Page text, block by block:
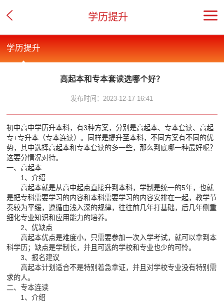
学历提升
学历提升
高起本和专本套读选哪个好？
发布时间：2023-12-17 16:41
初中高中学历升本科，有3种方案，分别是高起本、专本套读、高起
专+专升本（专本连读）。同样是提升至本科，不同方案有不同的优
势，其中选择高起本和专本套读的多一些，那么到底哪一种最好呢？
这要分情况对待。
一、高起本
1、介绍
高起本就是从高中起点直接升到本科，学制是统一的5年，也就
是把专科需要学习的内容和本科需要学习的内容安排在一起，教学节
奏较为平缓，遵循由浅入深的规律，往往前几年打基础，后几年侧重
细化专业知识和应用能力的培养。
2、优缺点
高起本优点是难度小，只需要参加一次入学考试，就可以拿到本
科学历；缺点是学制长，并且可选的学校和专业也少的可怜。
3、报名建议
高起本计划适合不是特别着急拿证，并且对学校专业没有特别需
求的人。
二、专本连读
1、介绍